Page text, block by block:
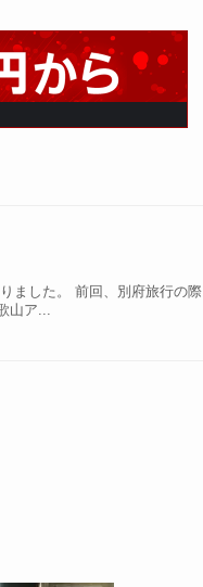
ました。 前回、別府旅行の際
山ア...